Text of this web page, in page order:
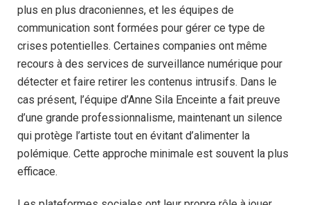
plus en plus draconiennes, et les équipes de
communication sont formées pour gérer ce type de
crises potentielles. Certaines companies ont même
recours à des services de surveillance numérique pour
détecter et faire retirer les contenus intrusifs. Dans le
cas présent, l’équipe d’Anne Sila Enceinte a fait preuve
d’une grande professionnalisme, maintenant un silence
qui protège l’artiste tout en évitant d’alimenter la
polémique. Cette approche minimale est souvent la plus
efficace.